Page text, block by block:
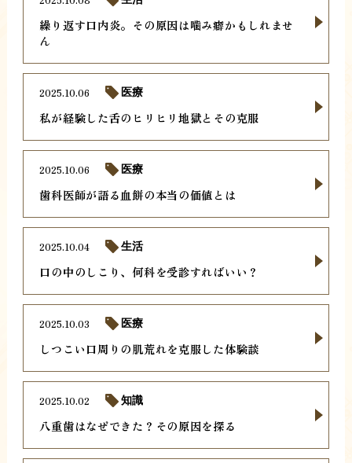
繰り返す口内炎。その原因は噛み癖かもしれませ
ん
私が経験した舌のヒリヒリ地獄とその克服
2025.10.06 医療
歯科医師が語る血餅の本当の価値とは
2025.10.06 医療
口の中のしこり、何科を受診すればいい？
2025.10.04 生活
しつこい口周りの肌荒れを克服した体験談
2025.10.03 医療
八重歯はなぜできた？その原因を探る
2025.10.02 知識